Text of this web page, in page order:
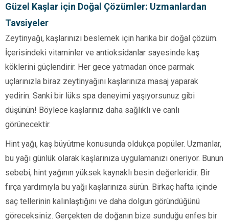
Güzel Kaşlar için Doğal Çözümler: Uzmanlardan
Tavsiyeler
Zeytinyağı, kaşlarınızı beslemek için harika bir doğal çözüm.
İçerisindeki vitaminler ve antioksidanlar sayesinde kaş
köklerini güçlendirir. Her gece yatmadan önce parmak
uçlarınızla biraz zeytinyağını kaşlarınıza masaj yaparak
yedirin. Sanki bir lüks spa deneyimi yaşıyorsunuz gibi
düşünün! Böylece kaşlarınız daha sağlıklı ve canlı
görünecektir.
Hint yağı, kaş büyütme konusunda oldukça popüler. Uzmanlar,
bu yağı günlük olarak kaşlarınıza uygulamanızı öneriyor. Bunun
sebebi, hint yağının yüksek kaynaklı besin değerleridir. Bir
fırça yardımıyla bu yağı kaşlarınıza sürün. Birkaç hafta içinde
saç tellerinin kalınlaştığını ve daha dolgun göründüğünü
göreceksiniz. Gerçekten de doğanın bize sunduğu enfes bir